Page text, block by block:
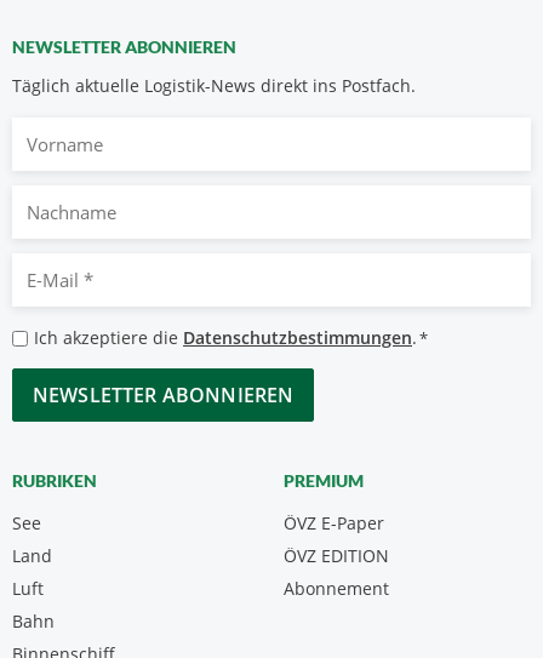
NEWSLETTER ABONNIEREN
Täglich aktuelle Logistik-News direkt ins Postfach.
Nachname
Mail
*
Datenschutzbestimmungen
*
Ich akzeptiere die Datenschutzbestimmungen.*
CAPTCHA
RUBRIKEN
See
Land
Luft
Bahn
PREMIUM
ÖVZ E-Paper
Abonnement
ÖVZ EDITION